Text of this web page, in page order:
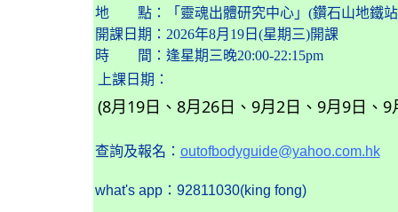
地 點：「靈魂出體研究中心」(鑽石山地鐵
開課日期： 2026年8月19日(星期三)開課
時 間： 逢星期三 晚20:00-22:15pm
上課日期：
(8月19日、8月26日、9月2日、9月9日、
查詢及報名 ： outofbodyguide@yahoo.com.hk
what's app：92811030(king fong)